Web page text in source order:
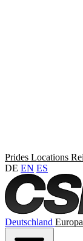
Prides Locations
DE EN ES
Deutschland Europa